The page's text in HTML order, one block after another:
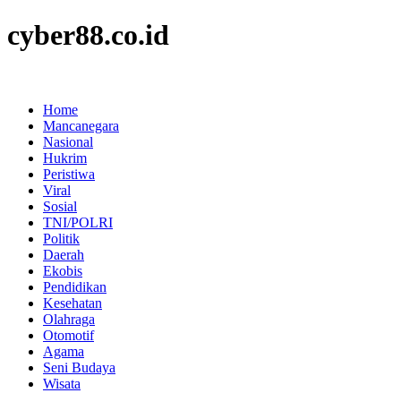
cyber88.co.id
Home
Mancanegara
Nasional
Hukrim
Peristiwa
Viral
Sosial
TNI/POLRI
Politik
Daerah
Ekobis
Pendidikan
Kesehatan
Olahraga
Otomotif
Agama
Seni Budaya
Wisata